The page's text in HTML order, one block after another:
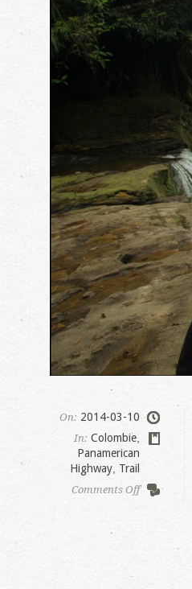
On: 2014-03-10
In: Colombie
Panamerican
Highway Trail
Comments Offon